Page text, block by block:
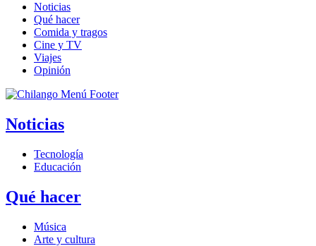
Noticias
Qué hacer
Comida y tragos
Cine y TV
Viajes
Opinión
Noticias
Tecnología
Educación
Qué hacer
Música
Arte y cultura